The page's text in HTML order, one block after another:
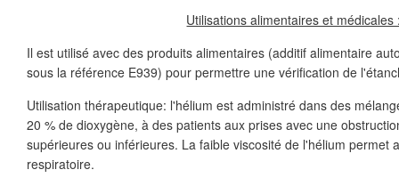
Utilisations alimentaires et médicales
Il est utilisé avec des produits alimentaires (additif alimentaire
sous la référence E939) pour permettre une vérification de
Utilisation thérapeutique: l'hélium est administré dans des
20 % de dioxygène, à des patients aux prises avec une
supérieures ou inférieures. La faible viscosité de l'hélium permet
respiratoire.